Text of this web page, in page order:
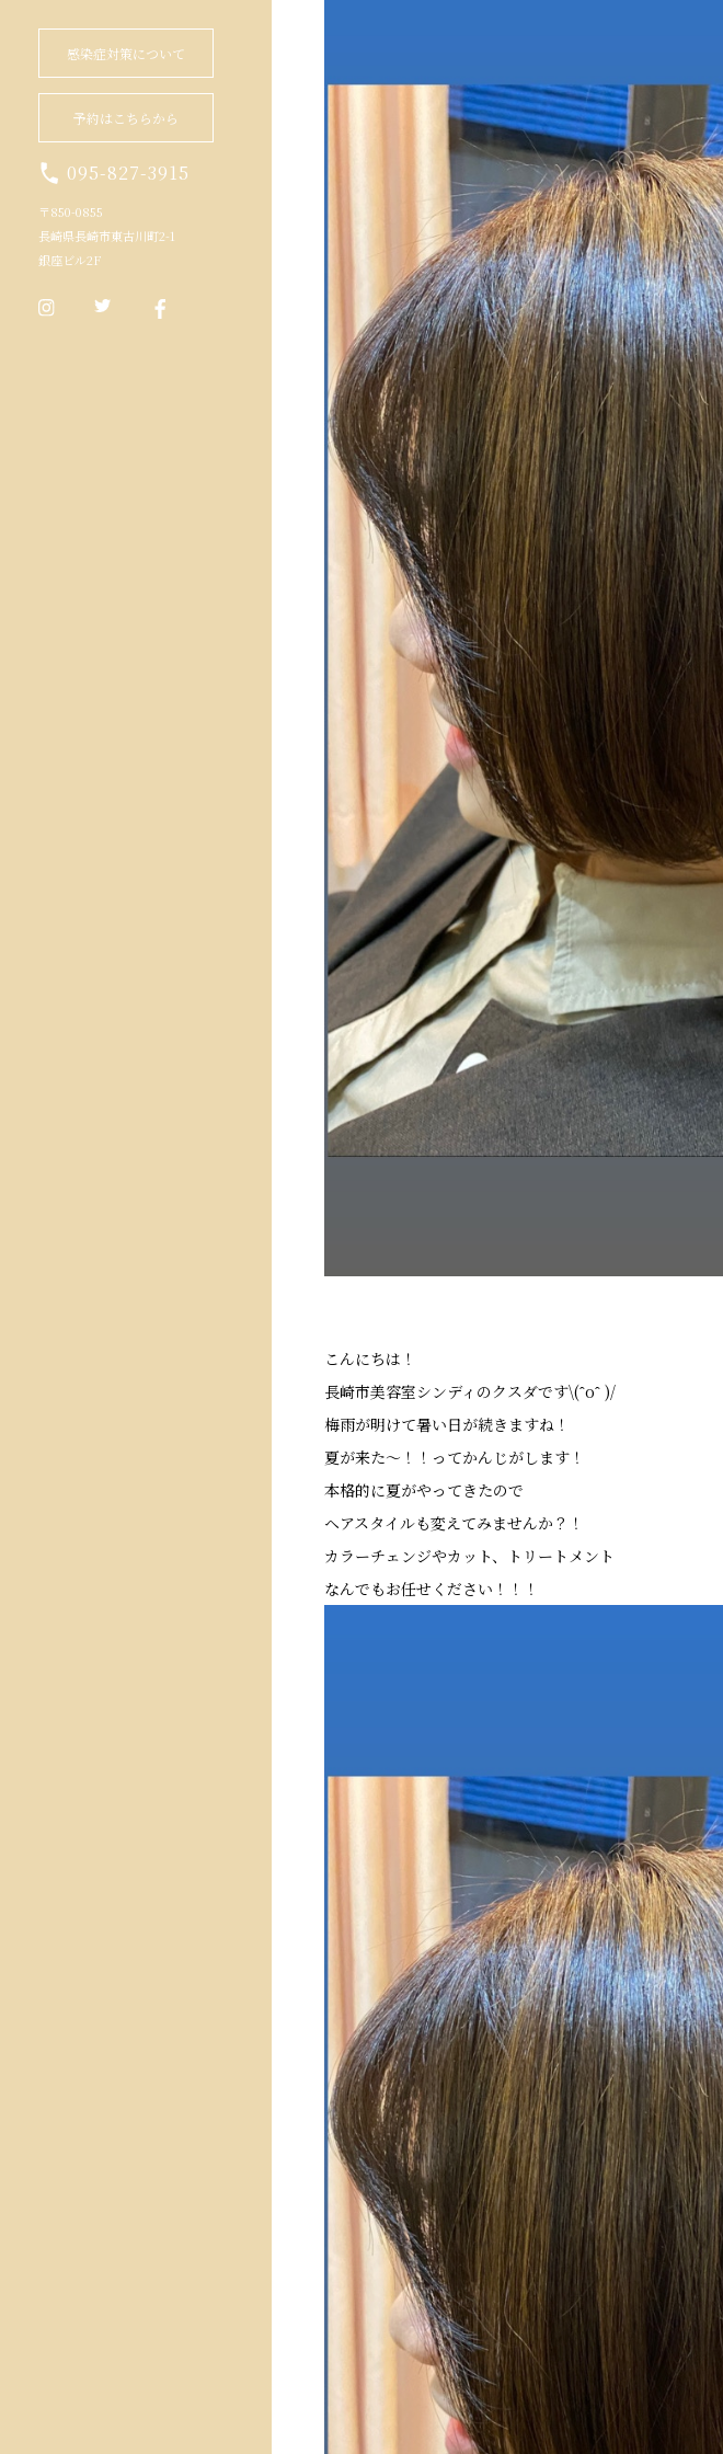
感染症対策について
予約はこちらから
095-827-3915
〒850-0855
長崎県長崎市東古川町2-1
銀座ビル2F
こんにちは！
長崎市美容室シンディのクスダです\(ˆoˆ )/
梅雨が明けて暑い日が続きますね！
夏が来た〜！！ってかんじがします！
本格的に夏がやってきたので
ヘアスタイルも変えてみませんか？！
カラーチェンジやカット、トリートメント
なんでもお任せください！！！